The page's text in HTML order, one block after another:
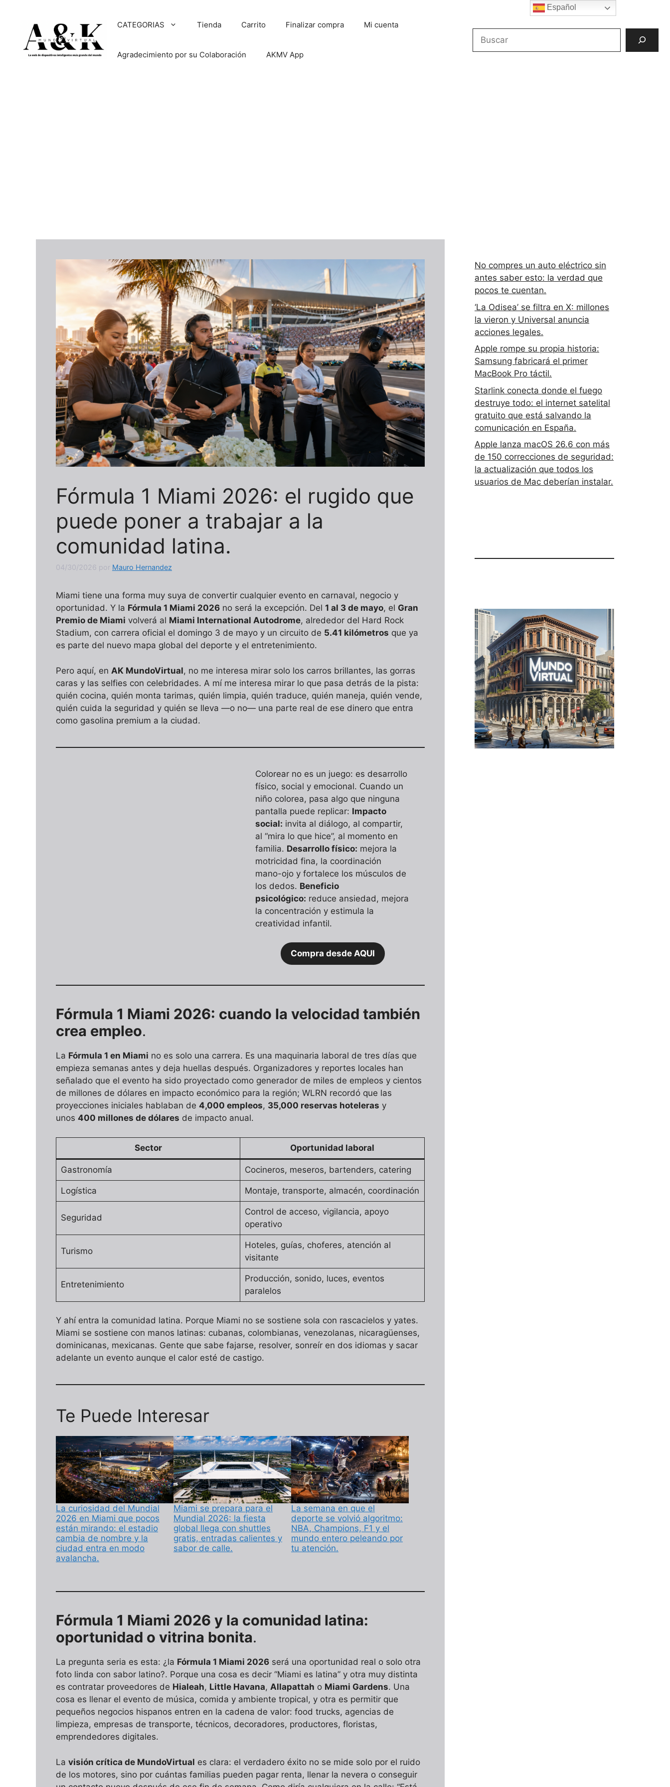
contenido
CATEGORIAS Tienda Carrito Finalizar compra Mi cuenta
Agradecimiento por su Colaboración AKMV App
Fórmula 1 Miami 2026: el rugido que
puede poner a trabajar a la
comunidad latina.
04/30/2026 por Mauro Hernandez
Miami tiene una forma muy suya de convertir cualquier evento en carnaval, negocio y
oportunidad. Y la Fórmula 1 Miami 2026 no será la excepción. Del 1 al 3 de mayo, el Gran
Premio de Miami volverá al Miami International Autodrome, alrededor del Hard Rock
Stadium, con carrera oficial el domingo 3 de mayo y un circuito de 5.41 kilómetros que ya
es parte del nuevo mapa global del deporte y el entretenimiento.
Pero aquí, en AK MundoVirtual, no me interesa mirar solo los carros brillantes, las gorras
caras y las selfies con celebridades. A mí me interesa mirar lo que pasa detrás de la pista:
quién cocina, quién monta tarimas, quién limpia, quién traduce, quién maneja, quién vende,
quién cuida la seguridad y quién se lleva —o no— una parte real de ese dinero que entra
como gasolina premium a la ciudad.
Colorear no es un juego: es desarrollo
físico, social y emocional. Cuando un
niño colorea, pasa algo que ninguna
pantalla puede replicar: Impacto
social: invita al diálogo, al compartir,
al “mira lo que hice”, al momento en
familia. Desarrollo físico: mejora la
motricidad fina, la coordinación
mano-ojo y fortalece los músculos de
los dedos. Beneficio
psicológico: reduce ansiedad, mejora
la concentración y estimula la
creatividad infantil.
Compra desde AQUI
Fórmula 1 Miami 2026: cuando la velocidad también
crea empleo.
La Fórmula 1 en Miami no es solo una carrera. Es una maquinaria laboral de tres días que
empieza semanas antes y deja huellas después. Organizadores y reportes locales han
señalado que el evento ha sido proyectado como generador de miles de empleos y cientos
de millones de dólares en impacto económico para la región; WLRN recordó que las
proyecciones iniciales hablaban de 4,000 empleos, 35,000 reservas hoteleras y
unos 400 millones de dólares de impacto anual.
Sector Oportunidad laboral
Gastronomía Cocineros, meseros, bartenders, catering
Logística Montaje, transporte, almacén, coordinación
Seguridad
Control de acceso, vigilancia, apoyo
operativo
Turismo
Hoteles, guías, choferes, atención al
visitante
Entretenimiento
Producción, sonido, luces, eventos
paralelos
Y ahí entra la comunidad latina. Porque Miami no se sostiene sola con rascacielos y yates.
Miami se sostiene con manos latinas: cubanas, colombianas, venezolanas, nicaragüenses,
dominicanas, mexicanas. Gente que sabe fajarse, resolver, sonreír en dos idiomas y sacar
adelante un evento aunque el calor esté de castigo.
Te Puede Interesar
La curiosidad del Mundial
2026 en Miami que pocos
están mirando: el estadio
cambia de nombre y la
ciudad entra en modo
avalancha.
Miami se prepara para el
Mundial 2026: la fiesta
global llega con shuttles
gratis, entradas calientes y
sabor de calle.
La semana en que el
deporte se volvió algoritmo:
NBA, Champions, F1 y el
mundo entero peleando por
tu atención.
Fórmula 1 Miami 2026 y la comunidad latina:
oportunidad o vitrina bonita.
La pregunta seria es esta: ¿la Fórmula 1 Miami 2026 será una oportunidad real o solo otra
foto linda con sabor latino?. Porque una cosa es decir “Miami es latina” y otra muy distinta
es contratar proveedores de Hialeah, Little Havana, Allapattah o Miami Gardens. Una
cosa es llenar el evento de música, comida y ambiente tropical, y otra es permitir que
pequeños negocios hispanos entren en la cadena de valor: food trucks, agencias de
limpieza, empresas de transporte, técnicos, decoradores, productores, floristas,
emprendedores digitales.
La visión crítica de MundoVirtual es clara: el verdadero éxito no se mide solo por el ruido
de los motores, sino por cuántas familias pueden pagar renta, llenar la nevera o conseguir
No compres un auto eléctrico sin
antes saber esto: la verdad que
pocos te cuentan.
‘La Odisea’ se filtra en X: millones
la vieron y Universal anuncia
acciones legales.
Apple rompe su propia historia:
Samsung fabricará el primer
MacBook Pro táctil.
Starlink conecta donde el fuego
destruye todo: el internet satelital
gratuito que está salvando la
comunicación en España.
Apple lanza macOS 26.6 con más
de 150 correcciones de seguridad:
la actualización que todos los
usuarios de Mac deberían instalar.
Español